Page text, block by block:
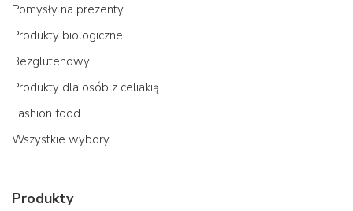
Pomysły na prezenty
Produkty biologiczne
Bezglutenowy
Produkty dla osób z celiakią
Fashion food
Wszystkie wybory
Produkty